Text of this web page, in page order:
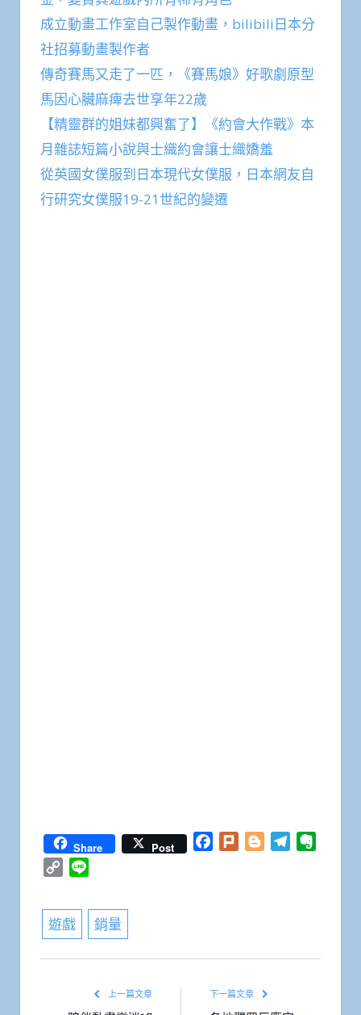
成立動畫工作室自己製作動畫，bilibili日本分
社招募動畫製作者
傳奇賽馬又走了一匹，《賽馬娘》好歌劇原型
馬因心臟麻痺去世享年22歲
【精靈群的姐妹都興奮了】《約會大作戰》本
月雜誌短篇小說與士織約會讓士織嬌羞
從英國女僕服到日本現代女僕服，日本網友自
行研究女僕服19-21世紀的變遷
Share Post Facebook
Plurk BloggerTelegram
Copy
遊戲 銷量
上一篇文章 下一篇文章